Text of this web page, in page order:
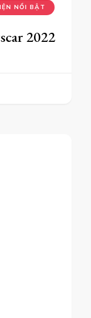
NỔI BẬT
2022